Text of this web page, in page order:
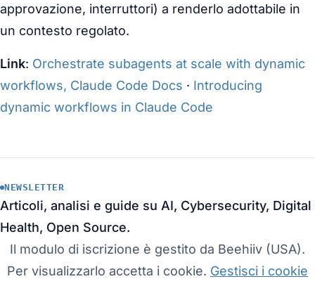
approvazione, interruttori) a renderlo adottabile in
un contesto regolato.
Link: Orchestrate subagents at scale with dynamic
workflows, Claude Code Docs · Introducing
dynamic workflows in Claude Code
NEWSLETTER
Articoli, analisi e guide su AI, Cybersecurity, Digital
Health, Open Source.
Il modulo di iscrizione è gestito da Beehiiv (USA).
Per visualizzarlo accetta i cookie. Gestisci i cookie